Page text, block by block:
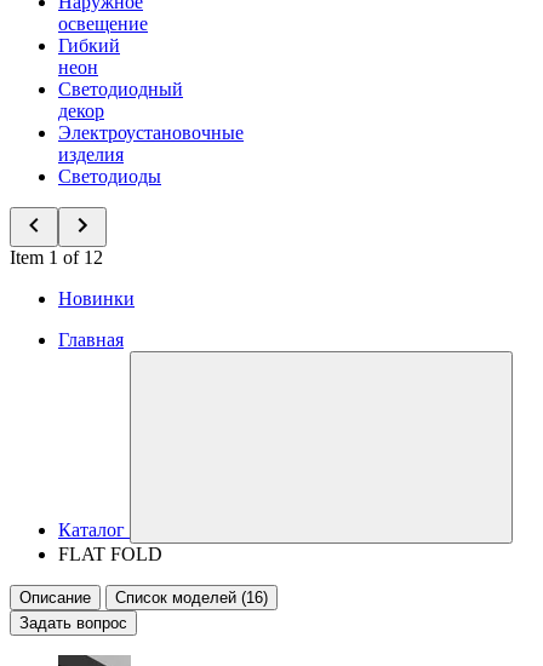
освещение
Гибкий
неон
Светодиодный
декор
Электроустановочные
изделия
Светодиоды
Item 1 of 12
Новинки
Главная
Каталог
FLAT FOLD
Описание
Список моделей (16)
Задать вопрос